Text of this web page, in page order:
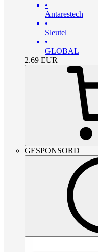
•
Antarestech
•
Sleutel
•
GLOBAL
2.69 EUR
GESPONSORD